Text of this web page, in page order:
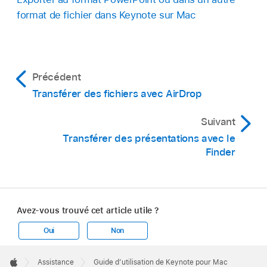
format de fichier dans Keynote sur Mac
Précédent
Transférer des fichiers avec AirDrop
Suivant
Transférer des présentations avec le
Finder
Avez-vous trouvé cet article utile ?
Oui Non
Footer
 Assistance Guide d’utilisation de Keynote pour Mac